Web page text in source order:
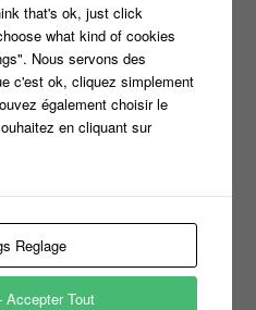
casting ?
sa place
that's ok, just click
what kind of cookies
Nous servons des
c'est ok, cliquez simplement
également choisir le
en cliquant sur
Reglage
Accepter Tout